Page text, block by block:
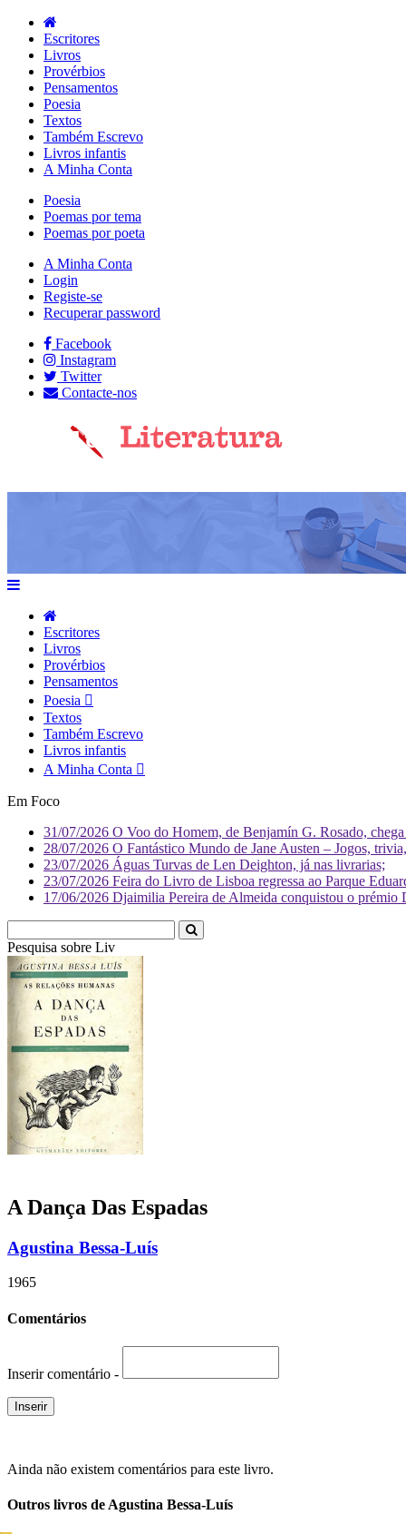
Escritores
Livros
Provérbios
Pensamentos
Poesia
Textos
Também Escrevo
Livros infantis
A Minha Conta
Poesia
Poemas por tema
Poemas por poeta
A Minha Conta
Login
Registe-se
Recuperar password
Facebook
Instagram
Twitter
Contacte-nos
Escritores
Livros
Provérbios
Pensamentos
Poesia
Textos
Também Escrevo
Livros infantis
A Minha Conta
Em Foco
31/07/2026 O Voo do Homem, de Benjamín G. Rosado,
28/07/2026 O Fantástico Mundo de Jane Austen – Jogos,
23/07/2026 Águas Turvas de Len Deighton, já nas livrarias;
23/07/2026 Feira do Livro de Lisboa regressa ao Parque
17/06/2026 Djaimilia Pereira de Almeida conquistou o
Pesquisa sobre Literatura
A Dança Das Espadas
Agustina Bessa-Luís
1965
Comentários
Inserir comentário -
Ainda não existem comentários para este livro.
Outros livros de Agustina Bessa-Luís